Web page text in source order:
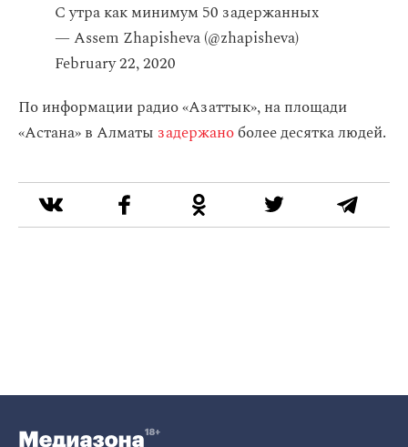
С утра как минимум 50 задержанных
— Assem Zhapisheva (@zhapisheva)
February 22, 2020
По информации радио «Азаттык», на площади
«Астана» в Алматы задержаноболее десятка людей.